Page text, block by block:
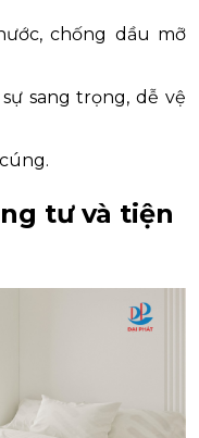
chống dầu mỡ
sang trọng, dễ vệ
tư và tiện